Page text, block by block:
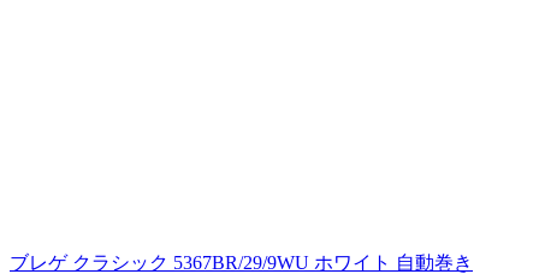
ブレゲ クラシック 5367BR/29/9WU ホワイト 自動巻き